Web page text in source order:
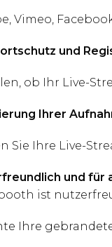
Vimeo,
und
ob Ihr Live-
Ihrer
Sie Ihre Live-
und für
ist
Ihre